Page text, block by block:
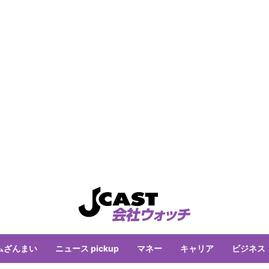
ざんまい ニュース pickup マネー キャリア ビジネス